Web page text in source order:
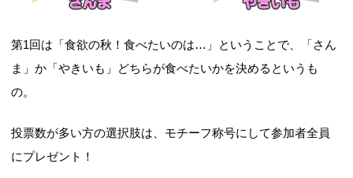
第1回は「食欲の秋！食べたいのは…」ということで、「さん
ま」か「やきいも」どちらが食べたいかを決めるというも
の。
投票数が多い方の選択肢は、モチーフ称号にして参加者全員
にプレゼント！